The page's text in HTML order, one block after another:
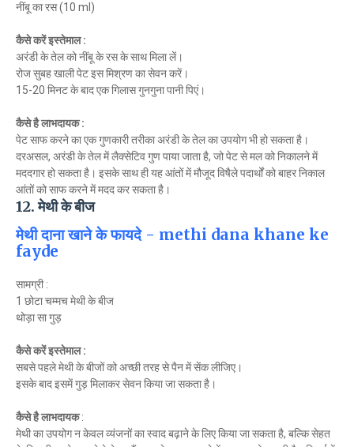
नींबू का रस (10 ml)
कैसे करें इस्तेमाल :
अरंडी के तेल को नींबू के रस के साथ मिला लें।
रोज सुबह खाली पेट इस मिश्रण का सेवन करें।
15-20 मिनट के बाद एक गिलास गुनगुना पानी पिएं।
कैसे है लाभदायक :
पेट साफ करने का एक गुणकारी तरीका अरंडी के तेल का उपयोग भी हो सकता है।
दरअसल, अरंडी के तेल में लैक्सेटिव गुण पाया जाता है, जो पेट से मल को निकालने में
मददगार हो सकता है। इसके साथ ही यह आंतों में मौजूद विषैले पदार्थों को बाहर निकाल
आंतों को साफ करने में मदद कर सकता है।
12. मेथी के बीज
मेथी दाना खाने के फायदे - methi dana khane ke
fayde
सामग्री :
1 छोटा चम्मच मेथी के बीज
थोड़ा सा गुड़
कैसे करें इस्तेमाल :
सबसे पहले मेथी के बीजों को अच्छी तरह से पैन में सेंक लीजिए।
इसके बाद इसमें गुड़ मिलाकर सेवन किया जा सकता है।
कैसे है लाभदायक:
मेथी का उपयोग न केवल व्यंजनों का स्वाद बढ़ाने के लिए किया जा सकता है, बल्कि सेहत